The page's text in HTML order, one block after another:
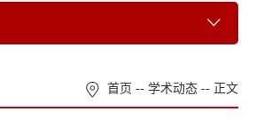
首页 -- 学术动态 -- 正文